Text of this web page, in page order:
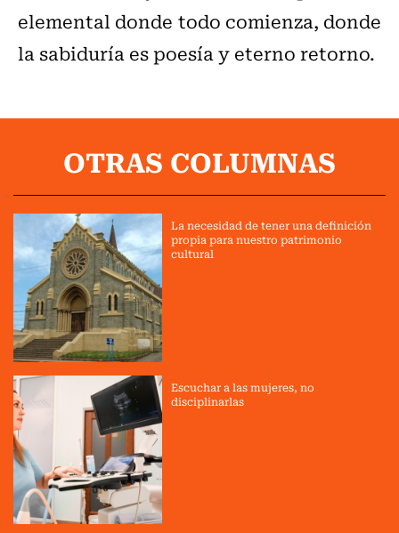
elemental donde todo comienza, donde
la sabiduría es poesía y eterno retorno.
OTRAS COLUMNAS
La necesidad de tener una definición
propia para nuestro patrimonio
cultural
Escuchar a las mujeres, no
disciplinarlas